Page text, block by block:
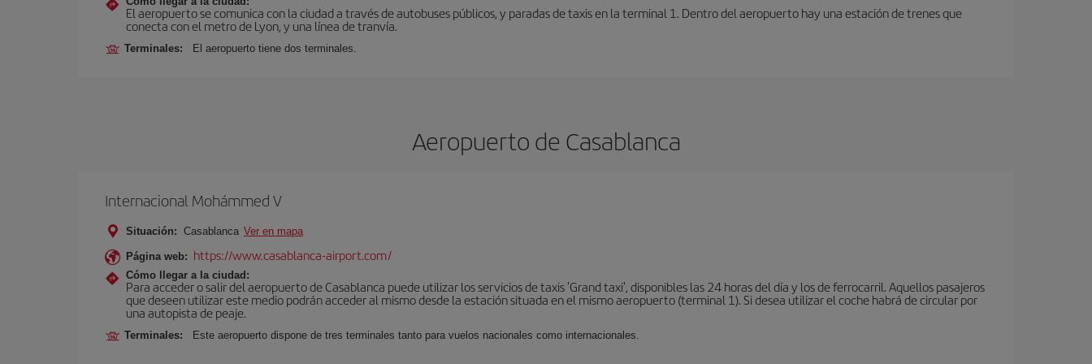
El aeropuerto se comunica con la ciudad a través de autobuses públicos, y paradas de taxis en la terminal 1. Dentro del aeropuerto hay una estación de trenes que
conecta con el metro de Lyon, y una línea de tranvía.
Terminales: El aeropuerto tiene dos terminales.
Aeropuerto de Casablanca
Internacional Mohámmed V
Situación: Casablanca Ver en mapa
Página web: https://www.casablanca-airport.com/
Cómo llegar a la ciudad:
Para acceder o salir del aeropuerto de Casablanca puede utilizar los servicios de taxis 'Grand taxi', disponibles las 24 horas del día y los de ferrocarril. Aquellos pasajeros
que deseen utilizar este medio podrán acceder al mismo desde la estación situada en el mismo aeropuerto (terminal 1). Si desea utilizar el coche habrá de circular por
una autopista de peaje.
Terminales: Este aeropuerto dispone de tres terminales tanto para vuelos nacionales como internacionales.